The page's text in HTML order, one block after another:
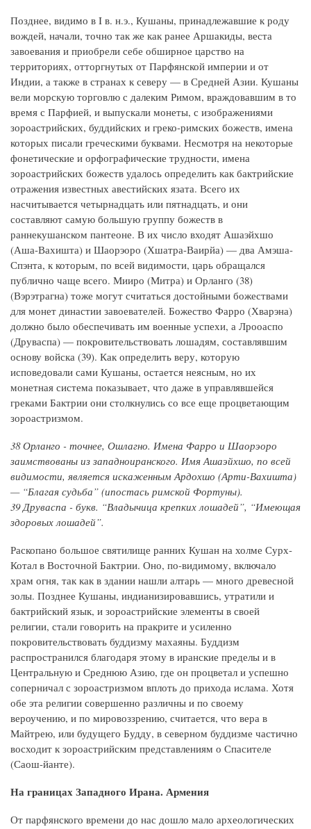
Позднее, видимо в I в. н.э., Кушаны, принадлежавшие к роду
вождей, начали, точно так же как ранее Аршакиды, веста
завоевания и приобрели себе обширное царство на
территориях, отторгнутых от Парфянской империи и от
Индии, а также в странах к северу — в Средней Азии. Кушаны
вели морскую торговлю с далеким Римом, враждовавшим в то
время с Парфией, и выпускали монеты, с изображениями
зороастрийских, буддийских и греко-римских божеств, имена
которых писали греческими буквами. Несмотря на некоторые
фонетические и орфографические трудности, имена
зороастрийских божеств удалось определить как бактрийские
отражения известных авестийских язата. Всего их
насчитывается четырнадцать или пятнадцать, и они
составляют самую большую группу божеств в
раннекушанском пантеоне. В их число входят Ашаэйхшо
(Аша-Вахишта) и Шаорэоро (Хшатра-Ваирйа) — два Амэша-
Спэнта, к которым, по всей видимости, царь обращался
публично чаще всего. Мииро (Митра) и Орланго (38)
(Вэрэтрагна) тоже могут считаться достойными божествами
для монет династии завоевателей. Божество Фарро (Хварэна)
должно было обеспечивать им военные успехи, а Лрооаспо
(Друваспа) — покровительствовать лошадям, составлявшим
основу войска (39). Как определить веру, которую
исповедовали сами Кушаны, остается неясным, но их
монетная система показывает, что даже в управлявшейся
греками Бактрии они столкнулись со все еще процветающим
зороастризмом.
38 Орланго - точнее, Ошлагно. Имена Фарро и Шаорэоро
заимствованы из западноиранского. Имя Ашаэйхшо, по всей
видимости, является искаженным Ардохшо (Арти-Вахишта)
— “Благая судьба” (ипостась римской Фортуны).
39 Друваспа - букв. “Владычица крепких лошадей”, “Имеющая
здоровых лошадей”.
Раскопано большое святилище ранних Кушан на холме Сурх-
Котал в Восточной Бактрии. Оно, по-видимому, включало
храм огня, так как в здании нашли алтарь — много древесной
золы. Позднее Кушаны, индианизировавшись, утратили и
бактрийский язык, и зороастрийские элементы в своей
религии, стали говорить на пракрите и усиленно
покровительствовать буддизму махаяны. Буддизм
распространился благодаря этому в иранские пределы и в
Центральную и Среднюю Азию, где он процветал и успешно
соперничал с зороастризмом вплоть до прихода ислама. Хотя
обе эта религии совершенно различны и по своему
вероучению, и по мировоззрению, считается, что вера в
Майтрею, или будущего Будду, в северном буддизме частично
восходит к зороастрийским представлениям о Спасителе
(Саош-йанте).
На границах Западного Ирана. Армения
От парфянского времени до нас дошло мало археологических